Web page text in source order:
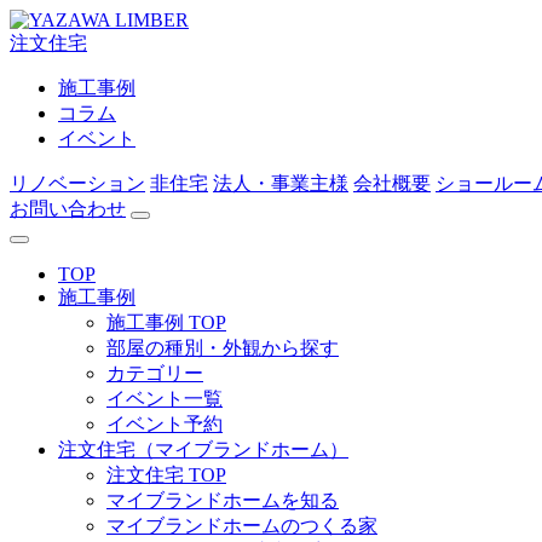
注文住宅
施工事例
コラム
イベント
リノベーション 非住宅 法人・事業主様 会社概要 ショールー
お問い合わせ
TOP
施工事例
施工事例 TOP
部屋の種別・外観から探す
カテゴリー
イベント一覧
イベント予約
注文住宅（マイブランドホーム）
注文住宅 TOP
マイブランドホームを知る
マイブランドホームのつくる家